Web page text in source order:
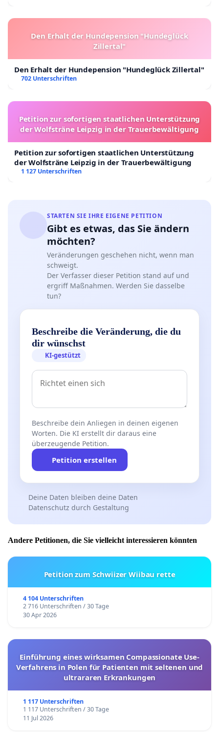
Den Erhalt der Hundepension "Hundeglück
Zillertal"
Den Erhalt der Hundepension "Hundeglück Zillertal"
702 Unterschriften
Petition zur sofortigen staatlichen Unterstützung
der Wolfsträne Leipzig in der Trauerbewältigung
Petition zur sofortigen staatlichen Unterstützung
der Wolfsträne Leipzig in der Trauerbewältigung
1 127 Unterschriften
STARTEN SIE IHRE EIGENE PETITION
Gibt es etwas, das Sie ändern
möchten?
Veränderungen geschehen nicht, wenn man
schweigt.
Der Verfasser dieser Petition stand auf und
ergriff Maßnahmen. Werden Sie dasselbe
tun?
Beschreibe die Veränderung, die du
dir wünschst
KI-gestützt
Beschreibe dein Anliegen in deinen eigenen
Worten. Die KI erstellt dir daraus eine
überzeugende Petition.
Petition erstellen
Deine Daten bleiben deine Daten
Datenschutz durch Gestaltung
Andere Petitionen, die Sie vielleicht interessieren könnten
Petition zum Schwiizer Wiibau rette
4 104 Unterschriften
2 716 Unterschriften / 30 Tage
30 Apr 2026
Einführung eines wirksamen Compassionate Use-
Verfahrens in Polen für Patienten mit seltenen und
ultrararen Erkrankungen
1 117 Unterschriften
1 117 Unterschriften / 30 Tage
11 Jul 2026